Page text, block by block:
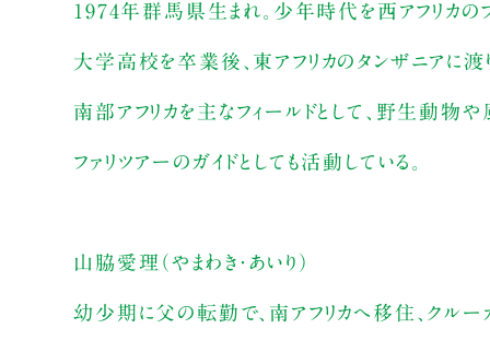
1974年群馬県生まれ。少年時代を西アフリカの
大学高校を卒業後、東アフリカのタンザニアに
南部アフリカを主なフィールドとして、野生動物
ファリツアーのガイドとしても活動している。
山脇愛理（やまわき・あいり）
幼少期に父の転勤で、南アフリカへ移住、クル